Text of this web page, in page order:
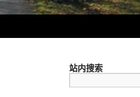
站内搜索